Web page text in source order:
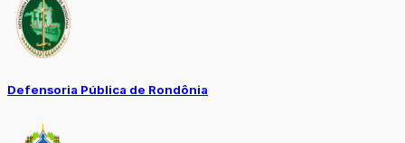
Defensoria Pública de Rondônia